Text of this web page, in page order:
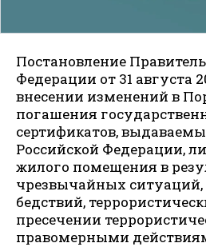
Постановление
Федерации от 31 августа
внесении изменений в
погашения
сертификатов,
Российской Федерации,
жилого помещения в
чрезвычайных
бедствий,
пресечении
правомерными